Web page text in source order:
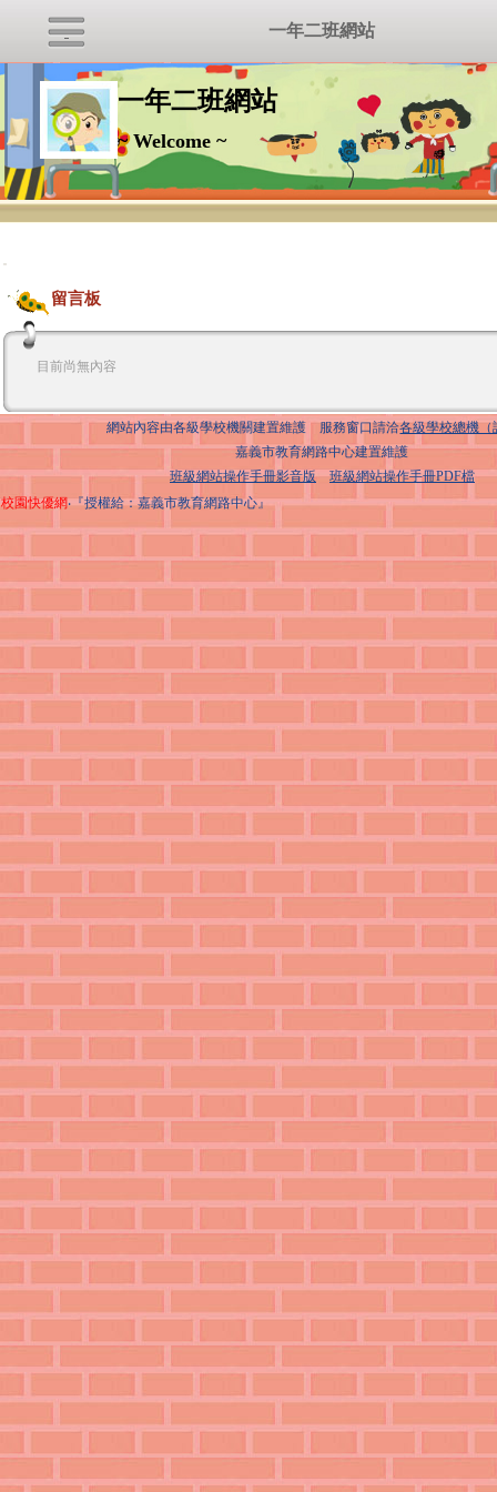
一年二班網站
~ Welcome ~
:::
留言板
目前尚無內容
網站內容由各級學校機關建置維護 服務窗口請洽各級學校總機（
嘉義市教育網路中心建置維護
班級網站操作手冊影音版
班級網站操作手冊PDF檔
校園快優網‧『授權給：嘉義市教育網路中心』
一年二班網站